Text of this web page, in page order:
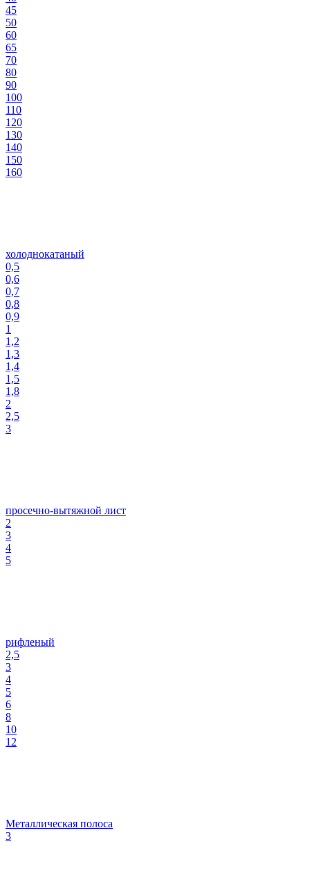
45
50
60
65
70
80
90
100
110
120
130
140
150
160
холоднокатаный
0,5
0,6
0,7
0,8
0,9
1
1,2
1,3
1,4
1,5
1,8
2
2,5
3
просечно-вытяжной лист
2
3
4
5
рифленый
2,5
3
4
5
6
8
10
12
Металлическая полоса
3